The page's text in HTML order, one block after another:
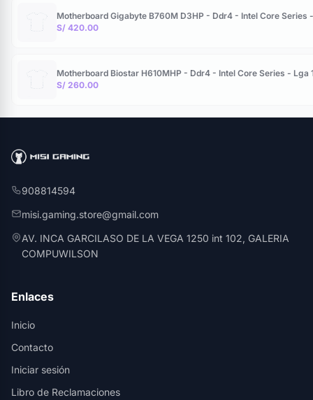
Motherboard Gigabyte B760M D3HP - Ddr4 - Intel Core Series
S/ 420.00
Motherboard Biostar H610MHP - Ddr4 - Intel Core Series - Lga
S/ 260.00
908814594
misi.gaming.store@gmail.com
AV. INCA GARCILASO DE LA VEGA 1250 int 102, GALERIA
COMPUWILSON
Enlaces
Inicio
Contacto
Iniciar sesión
Libro de Reclamaciones